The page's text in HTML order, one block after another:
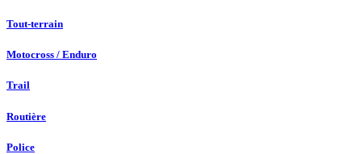
Tout-terrain
Motocross / Enduro
Trail
Routière
Police